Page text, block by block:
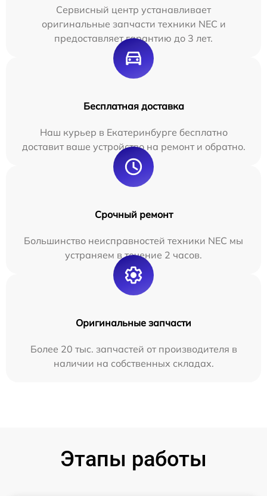
Сервисный центр устанавливает
оригинальные запчасти техники NEC и
предоставляет гарантию до 3 лет.
Бесплатная доставка
Наш курьер в Екатеринбурге бесплатно
доставит ваше устройство на ремонт и обратно.
Срочный ремонт
Большинство неисправностей техники NEC мы
устраняем в течение 2 часов.
Оригинальные запчасти
Более 20 тыс. запчастей от производителя в
наличии на собственных складах.
Этапы работы